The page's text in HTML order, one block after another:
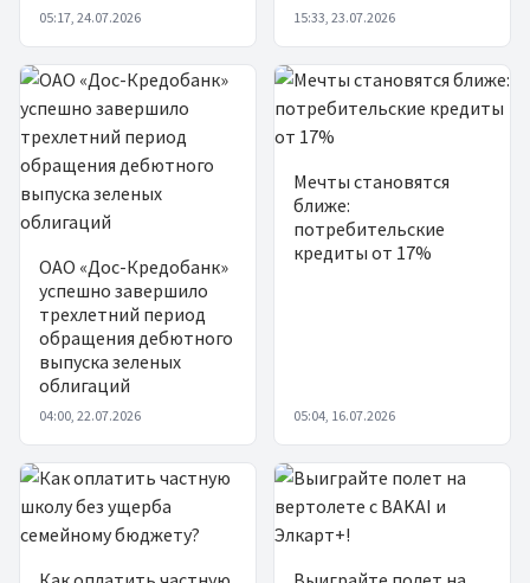
05:17, 24.07.2026 15:33, 23.07.2026
ОАО «Дос-Кредобанк»
успешно завершило
трехлетний период
обращения дебютного
выпуска зеленых
облигаций
04:00, 22.07.2026
Мечты становятся
ближе:
потребительские
кредиты от 17%
05:04, 16.07.2026